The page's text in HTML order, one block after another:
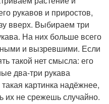
рукавов и приростов,
вверх. Выбираем три
На них больше всего
и вызревшими. Если
такой нет смысла: его
два-три рукава
картинка надёжнее,
их не срежешь случайно.